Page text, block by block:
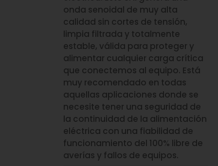
onda senoidal de muy alta
calidad sin cortes de tensión,
limpia filtrada y totalmente
estable, válida para proteger y
alimentar cualquier carga crítica
que conectemos al equipo. Está
muy recomendado en todas
aquellas aplicaciones donde se
necesite tener una seguridad de
la continuidad de la alimentación
eléctrica con una fiabilidad de
funcionamiento del 100% libre de
averías y fallos de equipos.